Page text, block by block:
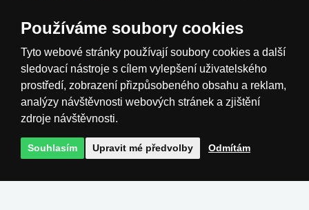
Magyarország Österreich België
Nederland
Používáme soubory cookies
Tyto webové stránky používají soubory cookies a další
sledovací nástroje s cílem vylepšení uživatelského
prostředí, zobrazení přizpůsobeného obsahu a reklam,
analýzy návštěvnosti webových stránek a zjištění
zdroje návštěvnosti.
Souhlasím Upravit mé předvolby Odmítám